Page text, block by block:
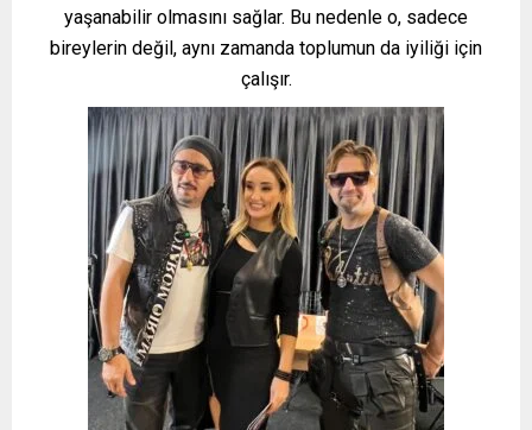
yaşanabilir olmasını sağlar. Bu nedenle o, sadece
bireylerin değil, aynı zamanda toplumun da iyiliği için
çalışır.